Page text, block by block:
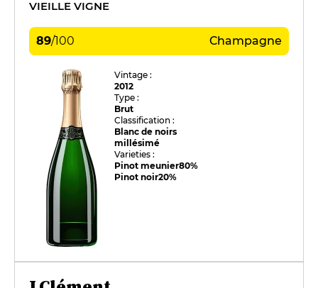
VIEILLE VIGNE
89/100 Champagne
Vintage :
2012
Type :
Brut
Classification :
Blanc de noirs
millésimé
Varieties :
Pinot meunier80%
Pinot noir20%